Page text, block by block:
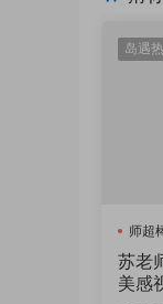
岛遇
师超
苏老
美感